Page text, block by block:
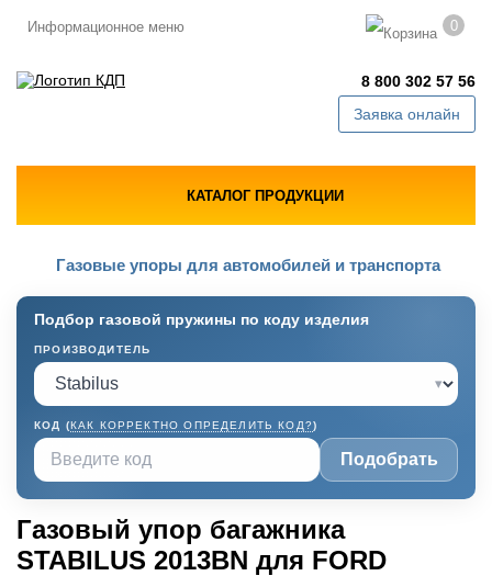
Информационное меню 0
8 800 302 57 56
Заявка онлайн
КАТАЛОГ ПРОДУКЦИИ
Газовые упоры для автомобилей и транспорта
Подбор газовой пружины по коду изделия
ПРОИЗВОДИТЕЛЬ
▾
КОД (КАК КОРРЕКТНО ОПРЕДЕЛИТЬ КОД?)
Подобрать
Газовый упор багажника
STABILUS 2013BN для FORD